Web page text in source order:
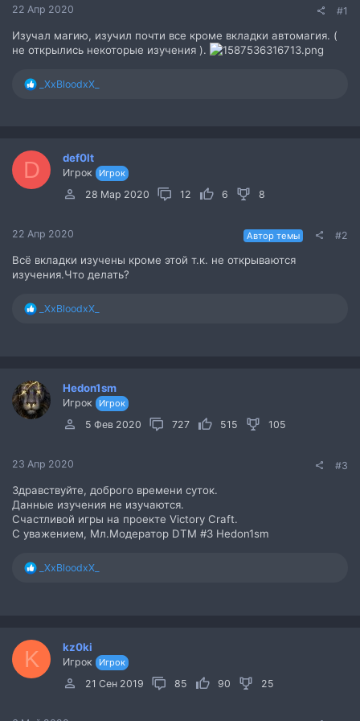
22 Апр 2020 #1
Изучал магию, изучил почти все кроме вкладки автомагия. (
не открылись некоторые изучения ).
Р
и
и
_XxBloodxX_
D def0lt
Игрок Игрок
28 Мар 2020 12 6 8
22 Апр 2020 Автор темы #2
Всё вкладки изучены кроме этой т.к. не открываются
изучения.Что делать?
Р
и
:
_XxBloodxX_
Hedon1sm
Игрок Игрок
5 Фев 2020 727 515 105
23 Апр 2020 #3
Здравствуйте, доброго времени суток.
Данные изучения не изучаются.
Счастливой игры на проекте Victory Craft.
С уважением, Мл.Модератор DTM #3 Hedon1sm
Р_XxBloodxX_
K kz0ki
Игрок Игрок
21 Сен 2019 85 90 25